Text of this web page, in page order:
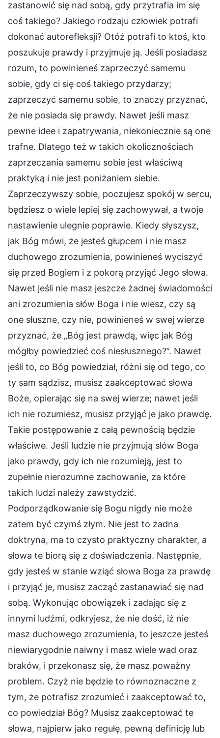
zastanowić się nad sobą, gdy przytrafia im się
coś takiego? Jakiego rodzaju człowiek potrafi
dokonać autorefleksji? Otóż potrafi to ktoś, kto
poszukuje prawdy i przyjmuje ją. Jeśli posiadasz
rozum, to powinieneś zaprzeczyć samemu
sobie, gdy ci się coś takiego przydarzy;
zaprzeczyć samemu sobie, to znaczy przyznać,
że nie posiada się prawdy. Nawet jeśli masz
pewne idee i zapatrywania, niekoniecznie są one
trafne. Dlatego też w takich okolicznościach
zaprzeczania samemu sobie jest właściwą
praktyką i nie jest poniżaniem siebie.
Zaprzeczywszy sobie, poczujesz spokój w sercu,
będziesz o wiele lepiej się zachowywał, a twoje
nastawienie ulegnie poprawie. Kiedy słyszysz,
jak Bóg mówi, że jesteś głupcem i nie masz
duchowego zrozumienia, powinieneś wyciszyć
się przed Bogiem i z pokorą przyjąć Jego słowa.
Nawet jeśli nie masz jeszcze żadnej świadomości
ani zrozumienia słów Boga i nie wiesz, czy są
one słuszne, czy nie, powinieneś w swej wierze
przyznać, że „Bóg jest prawdą, więc jak Bóg
mógłby powiedzieć coś niesłusznego?”. Nawet
jeśli to, co Bóg powiedział, różni się od tego, co
ty sam sądzisz, musisz zaakceptować słowa
Boże, opierając się na swej wierze; nawet jeśli
ich nie rozumiesz, musisz przyjąć je jako prawdę.
Takie postępowanie z całą pewnością będzie
właściwe. Jeśli ludzie nie przyjmują słów Boga
jako prawdy, gdy ich nie rozumieją, jest to
zupełnie nierozumne zachowanie, za które
takich ludzi należy zawstydzić.
Podporządkowanie się Bogu nigdy nie może
zatem być czymś złym. Nie jest to żadna
doktryna, ma to czysto praktyczny charakter, a
słowa te biorą się z doświadczenia. Następnie,
gdy jesteś w stanie wziąć słowa Boga za prawdę
i przyjąć je, musisz zacząć zastanawiać się nad
sobą. Wykonując obowiązek i zadając się z
innymi ludźmi, odkryjesz, że nie dość, iż nie
masz duchowego zrozumienia, to jeszcze jesteś
niewiarygodnie naiwny i masz wiele wad oraz
braków, i przekonasz się, że masz poważny
problem. Czyż nie będzie to równoznaczne z
tym, że potrafisz zrozumieć i zaakceptować to,
co powiedział Bóg? Musisz zaakceptować te
słowa, najpierw jako regułę, pewną definicję lub